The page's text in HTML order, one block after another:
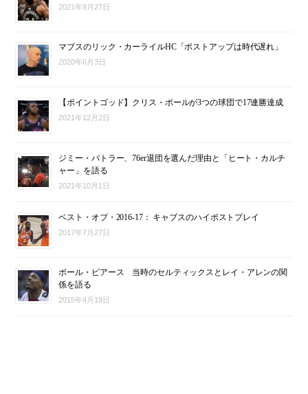
2021年9月27日
マブスのリック・カーライルHC「ポストアップは時代遅れ」
2020年6月3日
【ポイントゴッド】クリス・ポールが3つの球団で17連勝達成
2021年12月2日
ジミー・バトラー、76er退団を選んだ理由と「ヒート・カルチ
ャー」を語る
2021年10月1日
ベスト・オブ・2016-17： キャブスのハイポストプレイ
2017年7月27日
ポール・ピアース 当時のセルティックスとレイ・アレンの関
係を語る
2015年4月18日